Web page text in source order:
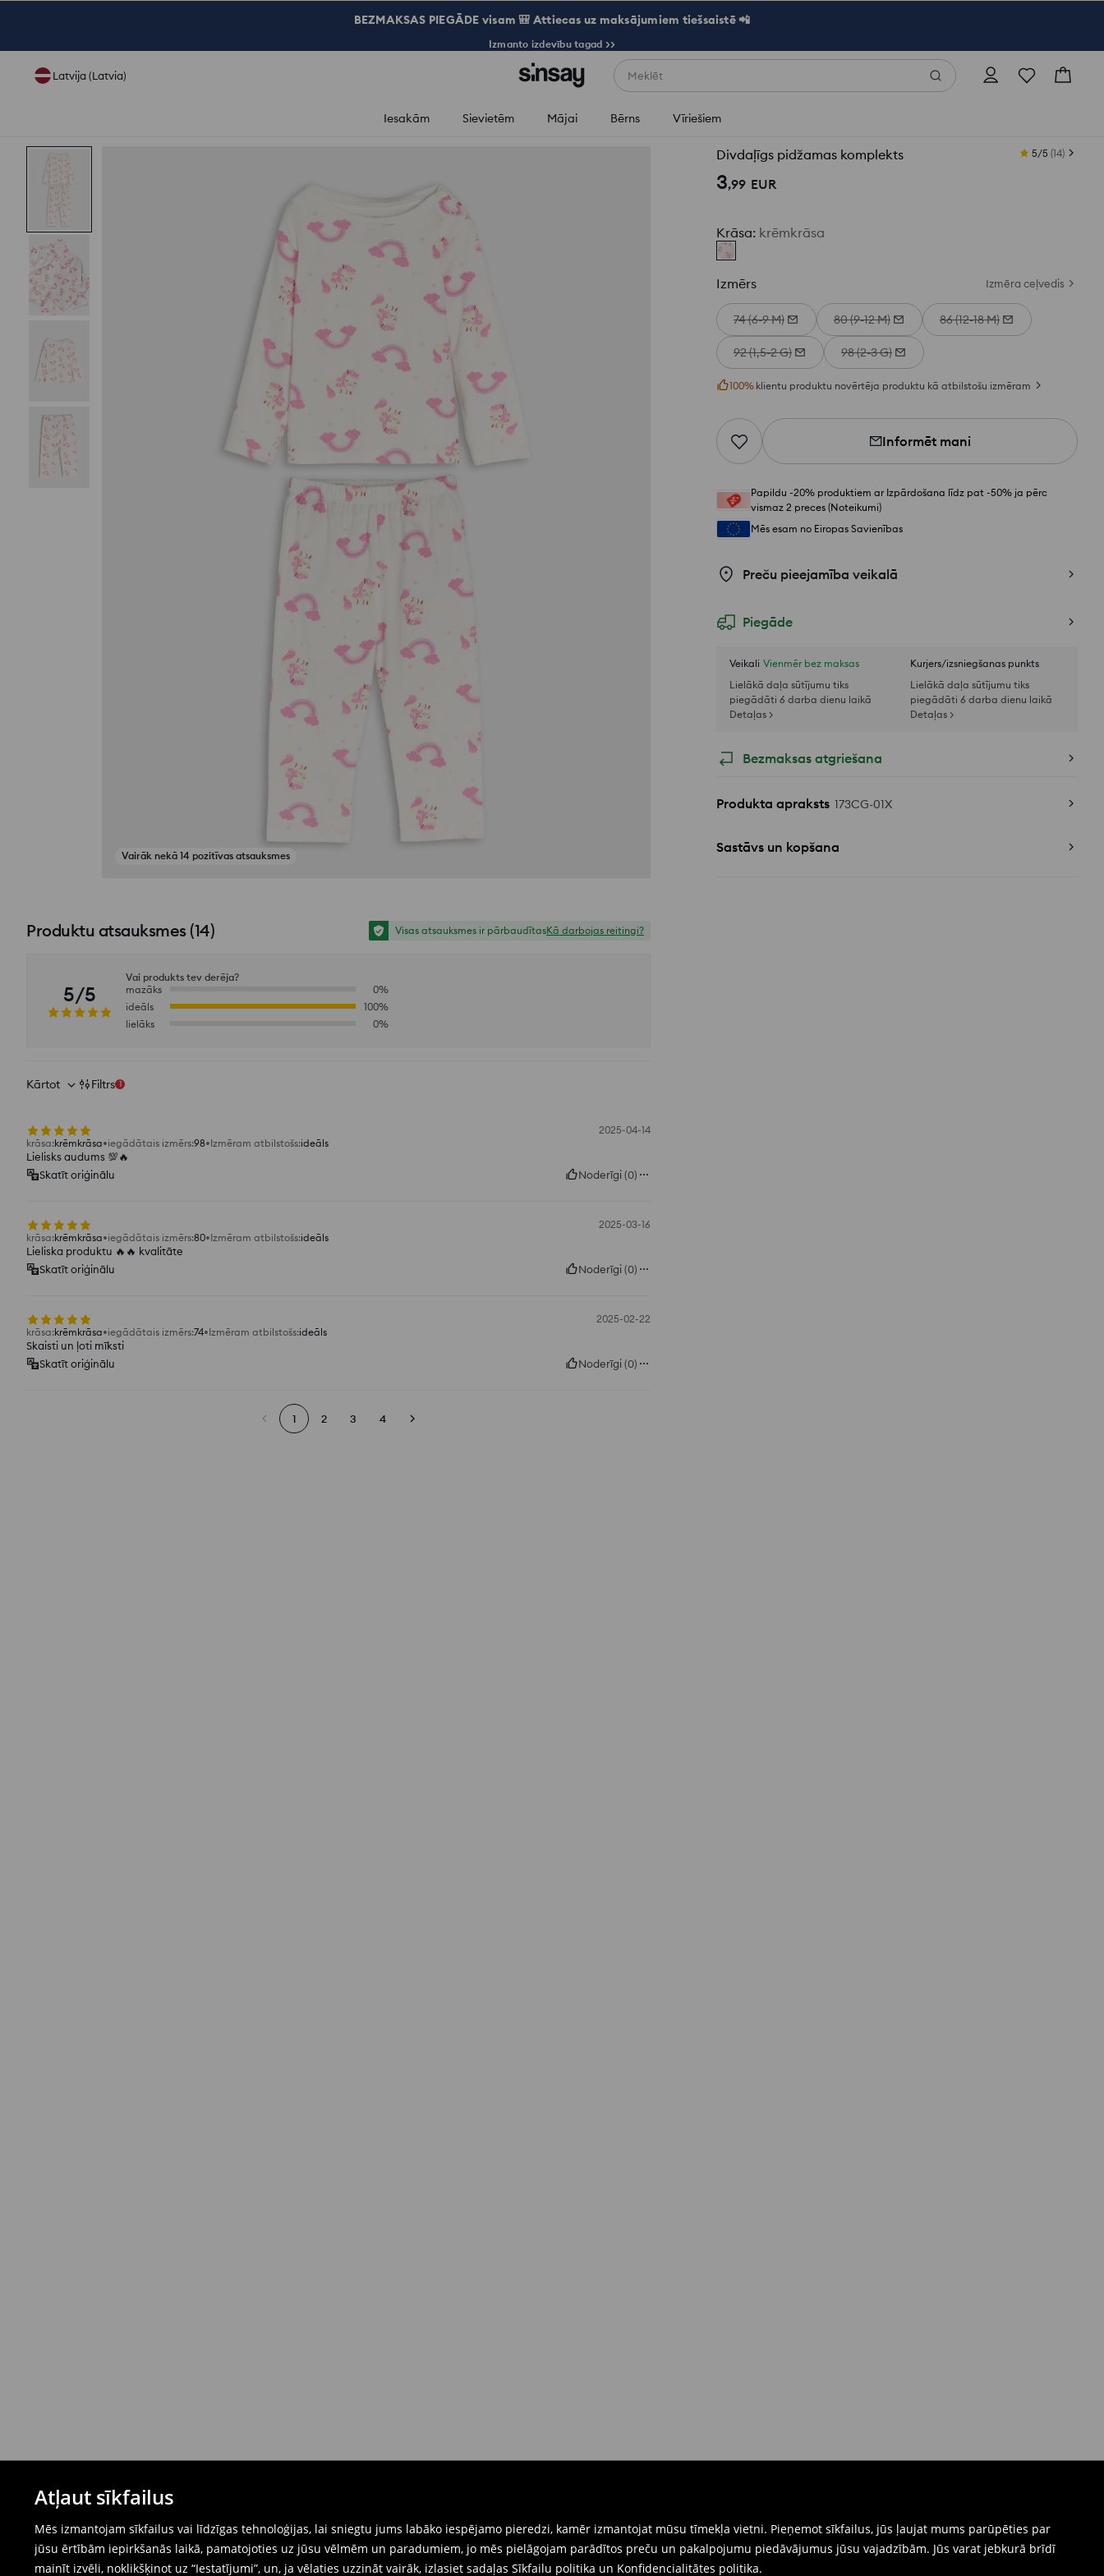
Atļaut sīkfailus
Mēs izmantojam sīkfailus vai līdzīgas tehnoloģijas, lai sniegtu jums labāko iespējamo pieredzi, kamēr izmantojat mūsu tīmekļa vietni. Pieņemot sīkfailus, jūs ļaujat mums parūpēties par
jūsu ērtībām iepirkšanās laikā, pamatojoties uz jūsu vēlmēm un paradumiem, jo mēs pielāgojam parādītos preču un pakalpojumu piedāvājumus jūsu vajadzībām. Jūs varat jebkurā brīdī
mainīt izvēli, noklikšķinot uz “Iestatījumi”, un, ja vēlaties uzzināt vairāk, izlasiet sadaļas Sīkfailu politika un Konfidencialitātes politika.
BEZMAKSAS PIEGĀDE visam 🎒 Attiecas uz maksājumiem tiešsaistē 📲
Izmanto izdevību tagad >>
Latvija (Latvia) Meklēt
Iesakām Sievietēm Mājai Bērns Vīriešiem
Divdaļīgs pidžamas komplekts 5/5 (14)
3,99 EUR
Krāsa: krēmkrāsa
Izmērs Izmēra ceļvedis
74 (6-9 M) 80 (9-12 M) 86 (12-18 M)
92 (1,5-2 G) 98 (2-3 G)
100% klientu produktu novērtēja produktu kā atbilstošu izmēram
Informēt mani
Papildu -20% produktiem ar Izpārdošana līdz pat -50% ja pērc
vismaz 2 preces (Noteikumi)
Mēs esam no Eiropas Savienības
Preču pieejamība veikalā
Piegāde
Veikali Vienmēr bez maksas
Lielākā daļa sūtījumu tiks
piegādāti 6 darba dienu laikā
Detaļas >
Kurjers/izsniegšanas punkts
Lielākā daļa sūtījumu tiks
piegādāti 6 darba dienu laikā
Detaļas >
Bezmaksas atgriešana
Produkta apraksts 173CG-01X
Sastāvs un kopšana
Vairāk nekā 14 pozitīvas atsauksmes
Skatīt fotoattēlus no atsauksmēm
Produktu atsauksmes(14) Visas atsauksmes ir pārbaudītasKā darbojas reitingi?
5/5
Vai produkts tev derēja?
mazāks
0%
ideāls
100%
lielāks
0%
Kārtot Filtrs 1
2025-04-14
krāsa:krēmkrāsa iegādātais izmērs:98 Izmēram atbilstošs:ideāls
Lielisks audums 💯🔥
Skatīt oriģinālu
Noderīgi(0)
2025-03-16
krāsa:krēmkrāsa iegādātais izmērs:80 Izmēram atbilstošs:ideāls
Lieliska produktu 🔥🔥 kvalitāte
Skatīt oriģinālu
Noderīgi(0)
2025-02-22
krāsa:krēmkrāsa iegādātais izmērs:74 Izmēram atbilstošs:ideāls
Skaisti un ļoti mīksti
Skatīt oriģinālu
Noderīgi(0)
1 2 3 4